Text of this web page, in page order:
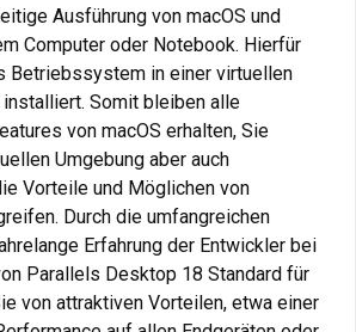
Ausführung von macOS und
Computer oder Notebook. Hierfür
Betriebssystem in einer virtuellen
Somit bleiben alle
von macOS erhalten, Sie
Umgebung aber auch
Vorteile und Möglichen von
Durch die umfangreichen
Erfahrung der Entwickler bei
Parallels Desktop 18 Standard für
von attraktiven Vorteilen, etwa einer